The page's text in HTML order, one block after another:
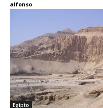
alfonso
Egipto